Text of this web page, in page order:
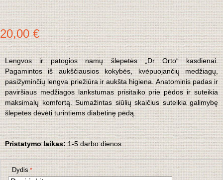
20,00 €
Lengvos ir patogios namų šlepetės „Dr Orto“ kasdienai.
Pagamintos iš aukščiausios kokybės, kvėpuojančių medžiagų,
pasižyminčių lengva priežiūra ir aukšta higiena. Anatominis padas ir
paviršiaus medžiagos lankstumas prisitaiko prie pėdos ir suteikia
maksimalų komfortą. Sumažintas siūlių skaičius suteikia galimybę
šlepetes dėvėti turintiems diabetinę pėdą.
Pristatymo laikas:1-5 darbo dienos
Dydis